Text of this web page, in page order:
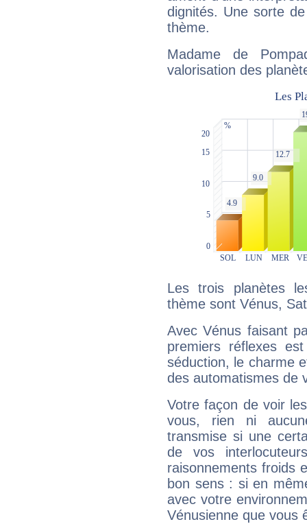
dignités. Une sorte
thème.
Madame de
valorisation des
Les trois planètes
thème sont Vénus,
Avec Vénus faisant
premiers réflexes
séduction, le charme
des automatismes de
Votre façon de voir
vous, rien ni
transmise si une
de vos
raisonnements froids
bon sens : si en
avec votre
Vénusienne que vous